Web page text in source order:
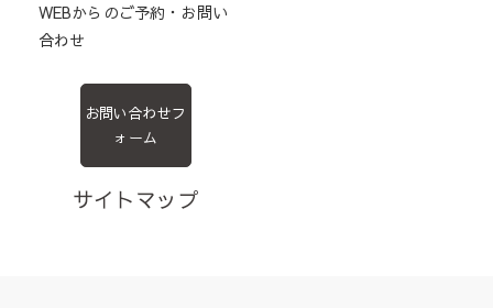
WEBからのご予約・お問い
合わせ
お問い合わせフ
ォーム
サイトマップ